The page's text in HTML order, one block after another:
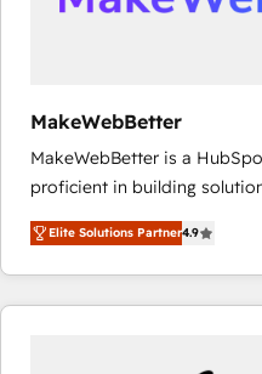
MakeWebBetter
MakeWebBetter is a
proficient in building
operational efficiency of
growing tech-enabler &
hands you the blend of
eminent solutions & integrations.
Elite Partners with 10+
Elite Solutions Partner4.9